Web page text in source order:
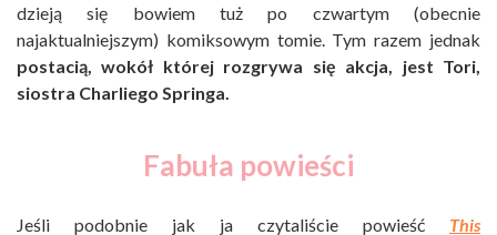
dzieją się bowiem tuż po czwartym (obecnie
najaktualniejszym) komiksowym tomie. Tym razem jednak
postacią, wokół której rozgrywa się akcja, jest Tori,
siostra Charliego Springa.
Fabuła powieści
Jeśli podobnie jak ja czytaliście powieść This